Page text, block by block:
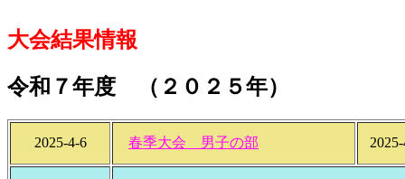
大会結果情報
令和７年度 （２０２５年）
2025-4-6 春季大会 男子の部